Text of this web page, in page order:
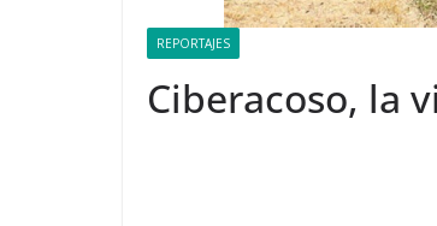
REPORTAJES
Ciberacoso, la